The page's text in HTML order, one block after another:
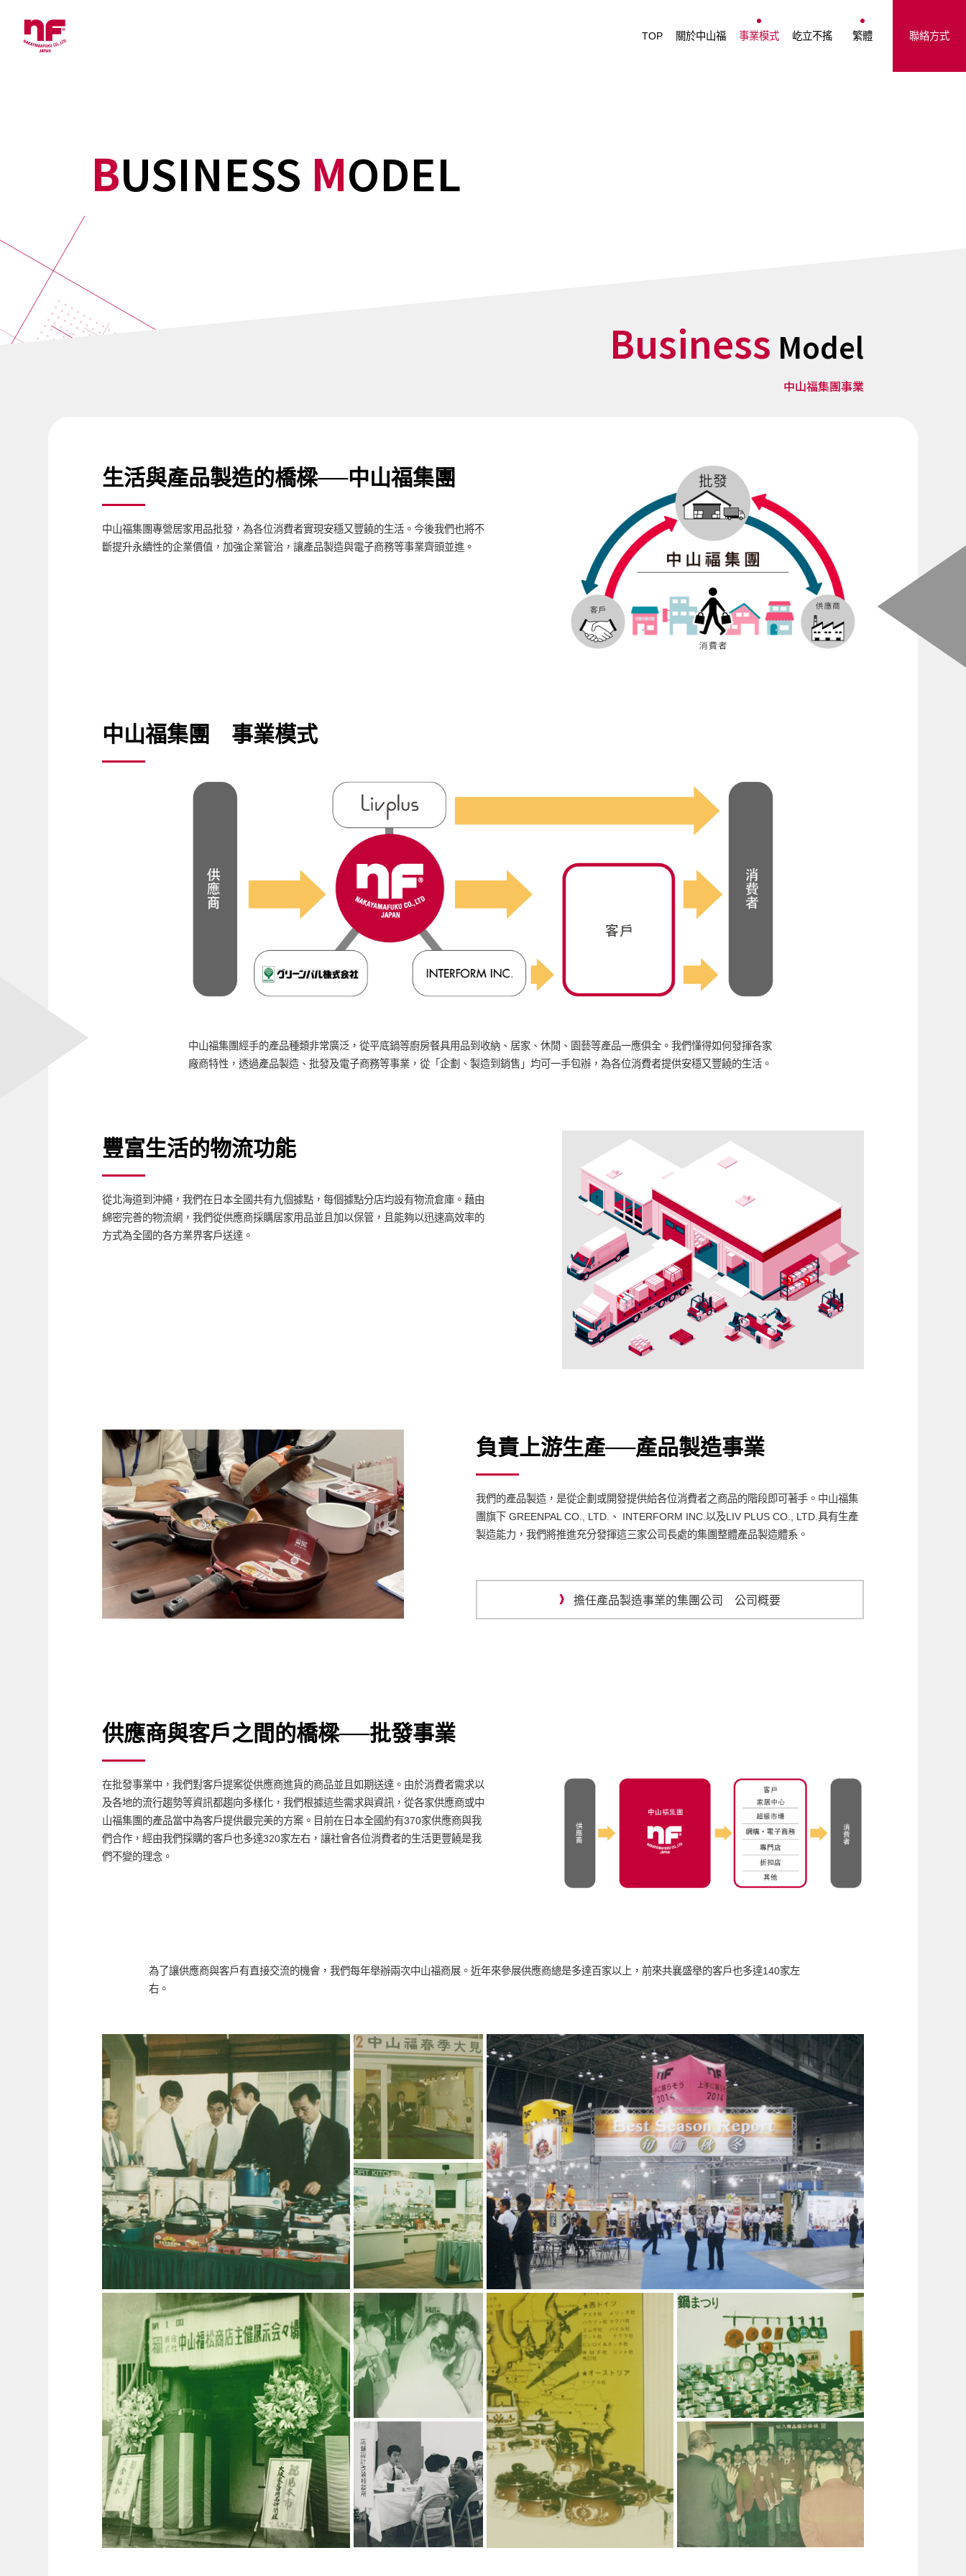
TOP 關於中山福 事業模式 屹立不搖 繁體 聯絡方式
經營遠景 English
BUSINESS MODEL
Business Model
中山福集團事業
生活與產品製造的橋樑──中山福集團
中山福集團專營居家用品批發，為各位消費者實現安穩又豐饒的生活。今後我們也將不
斷提升永續性的企業價值，加強企業管治，讓產品製造與電子商務等事業齊頭並進。
中山福集團 事業模式
中山福集團經手的產品種類非常廣泛，從平底鍋等廚房餐具用品到收納、居家、休閒、園藝等產品一應俱全。我們懂得如何發揮各家
廠商特性，透過產品製造、批發及電子商務等事業，從「企劃、製造到銷售」均可一手包辦，為各位消費者提供安穩又豐饒的生活。
豐富生活的物流功能
從北海道到沖繩，我們在日本全國共有九個據點，每個據點分店均設有物流倉庫。藉由
綿密完善的物流網，我們從供應商採購居家用品並且加以保管，且能夠以迅速高效率的
方式為全國的各方業界客戶送達。
負責上游生產──產品製造事業
我們的產品製造，是從企劃或開發提供給各位消費者之商品的階段即可著手。中山福集
團旗下 GREENPAL CO., LTD.、 INTERFORM INC.以及LIV PLUS CO., LTD.具有生產
製造能力，我們將推進充分發揮這三家公司長處的集團整體產品製造體系。
擔任產品製造事業的集團公司 公司概要
供應商與客戶之間的橋樑──批發事業
在批發事業中，我們對客戶提案從供應商進貨的商品並且如期送達。由於消費者需求以
及各地的流行趨勢等資訊都趨向多樣化，我們根據這些需求與資訊，從各家供應商或中
山福集團的產品當中為客戶提供最完美的方案。目前在日本全國約有370家供應商與我
們合作，經由我們採購的客戶也多達320家左右，讓社會各位消費者的生活更豐饒是我
們不變的理念。
為了讓供應商與客戶有直接交流的機會，我們每年舉辦兩次中山福商展。近年來參展供應商總是多達百家以上，前來共襄盛舉的客戶也多達140家左
右。